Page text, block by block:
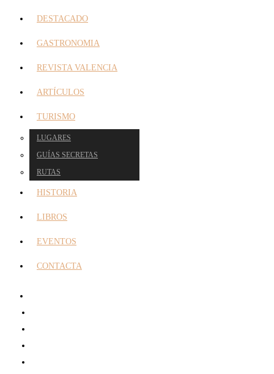
DESTACADO
GASTRONOMIA
REVISTA VALENCIA
ARTÍCULOS
TURISMO
LUGARES
GUÍAS SECRETAS
RUTAS
HISTORIA
LIBROS
EVENTOS
CONTACTA